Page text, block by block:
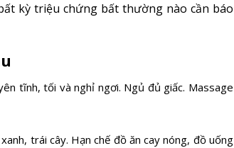
kỳ triệu chứng bất thường nào cần báo
tĩnh, tối và nghỉ ngơi. Ngủ đủ giấc. Massage
trái cây. Hạn chế đồ ăn cay nóng, đồ uống